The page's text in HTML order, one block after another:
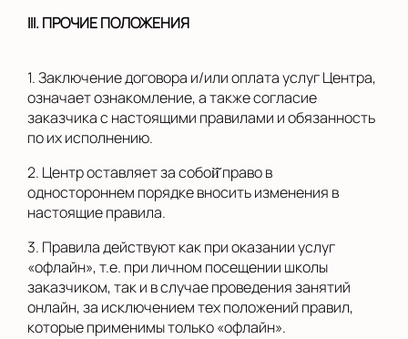
III.ПРОЧИЕ ПОЛОЖЕНИЯ
1. Заключение договора и/или оплата услуг Центра,
означает ознакомление, а также согласие
заказчика с настоящими правилами и обязанность
по их исполнению.
2. Центр оставляет за собой̆ право в
одностороннем порядке вносить изменения в
настоящие правила.
3. Правила действуют как при оказании услуг
«офлайн», т.е. при личном посещении школы
заказчиком, так и в случае проведения занятий
онлайн, за исключением тех положений правил,
которые применимы только «офлайн».